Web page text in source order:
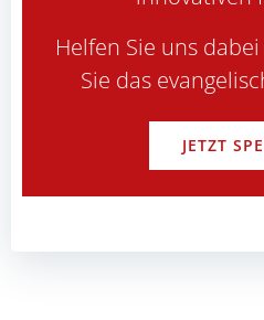
Helfen Sie uns
Sie das
JETZT